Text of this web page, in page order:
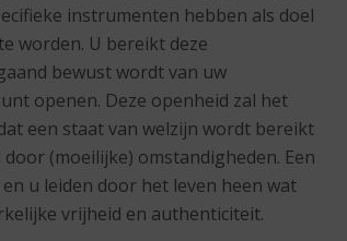
instrumenten hebben als doel
worden. U bereikt deze
bewust wordt van uw
openen. Deze openheid zal het
een staat van welzijn wordt bereikt
(moeilijke) omstandigheden. Een
u leiden door het leven heen wat
vrijheid en authenticiteit.